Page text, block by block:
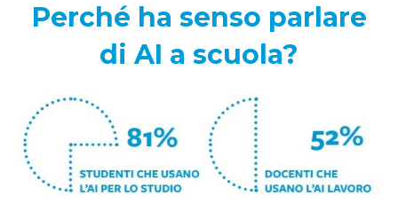
Perché ha senso parlare
di AI a scuola?